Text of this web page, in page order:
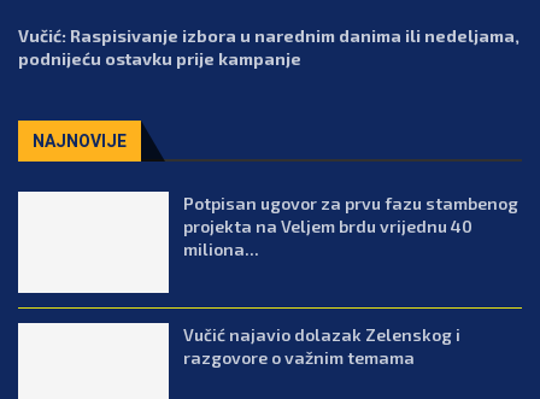
Vučić: Raspisivanje izbora u narednim danima ili nedeljama,
podnijeću ostavku prije kampanje
NAJNOVIJE
Potpisan ugovor za prvu fazu stambenog
projekta na Veljem brdu vrijednu 40
miliona...
Vučić najavio dolazak Zelenskog i
razgovore o važnim temama